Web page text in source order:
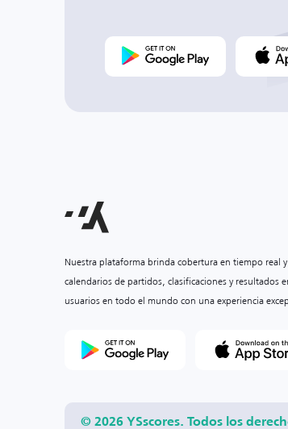
Nuestra plataforma brinda cobertura en tiempo real
calendarios de partidos, clasificaciones y resultados
usuarios en todo el mundo con una experiencia
© 2026 YSscores. Todos los